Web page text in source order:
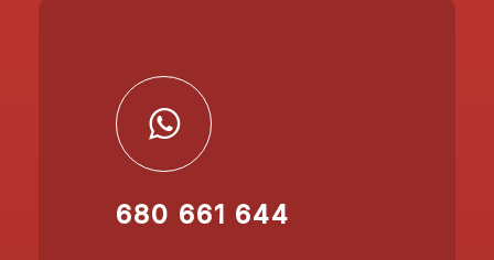
680 661 644